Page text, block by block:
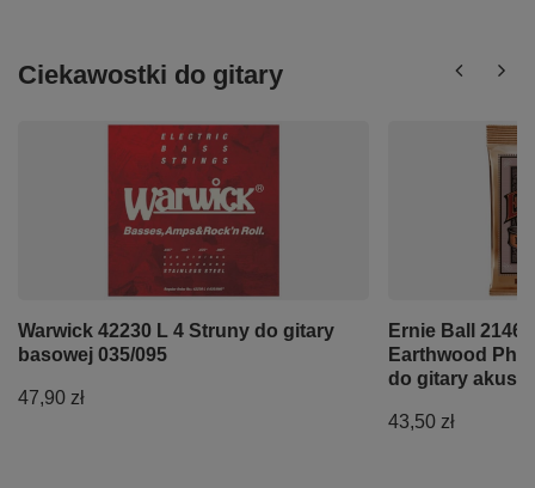
Ciekawostki do gitary
Warwick 42230 L 4 Struny do gitary
basowej 035/095
47,90 zł
Ernie Ball 2146
Earthwood
do gitary
43,50 zł